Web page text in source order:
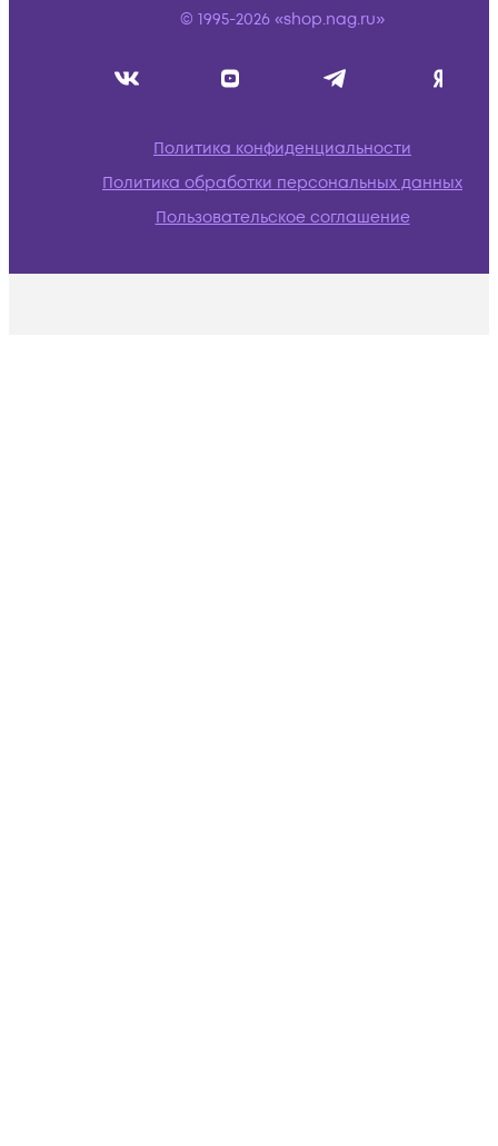
© 1995-2026 «shop.nag.ru»
Политика конфиденциальности
Политика обработки персональных данных
Пользовательское соглашение